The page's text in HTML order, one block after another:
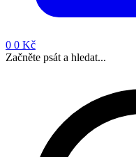
0 0 Kč
Začněte psát a hledat...